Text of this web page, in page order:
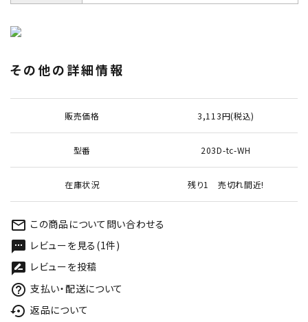
その他の詳細情報
販売価格 3,113円(税込)
型番 203D-tc-WH
在庫状況 残り1 売切れ間近!
mail_outline この商品について問い合わせる
textsms レビューを見る(1件)
rate_review レビューを投稿
help_outline 支払い・配送について
settings_backup_restore 返品について